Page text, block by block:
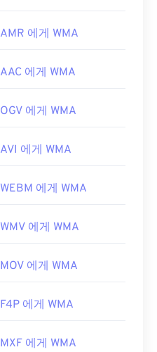
AMR 에게 WMA
AAC 에게 WMA
OGV 에게 WMA
AVI 에게 WMA
WEBM 에게 WMA
WMV 에게 WMA
MOV 에게 WMA
F4P 에게 WMA
MXF 에게 WMA